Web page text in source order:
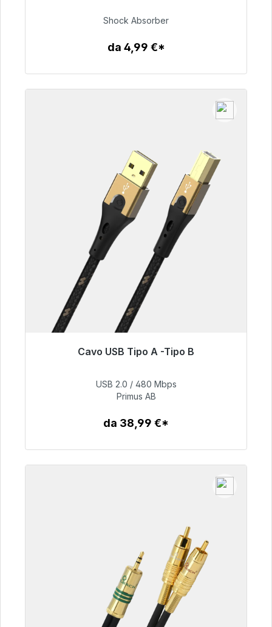
54,99 €
Shock Absorber
da 4,99 €*
Cavo USB Tipo A -Tipo B
Pronto per la spedizione immediata, tempo di
76,99 €
USB 2.0 / 480 Mbps
Primus AB
da 38,99 €*